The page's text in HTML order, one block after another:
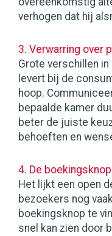
verhogen dat hij
3. Verwarring over
Grote verschillen in
levert bij de
hoop.
bepaalde kamer
beter de juiste
behoeften en
4. De boekingsknop
Het lijkt een open
bezoekers nog
boekingsknop te
snel kan zien door